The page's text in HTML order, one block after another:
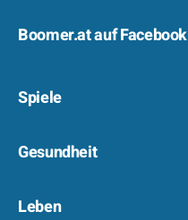
Boomer.at auf Facebook
Spiele
Gesundheit
Leben